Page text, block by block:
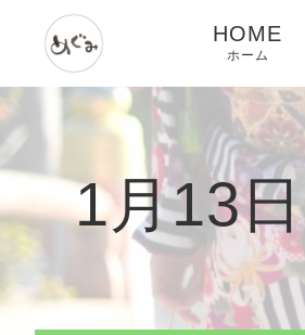
HOME
ホーム
1月13日